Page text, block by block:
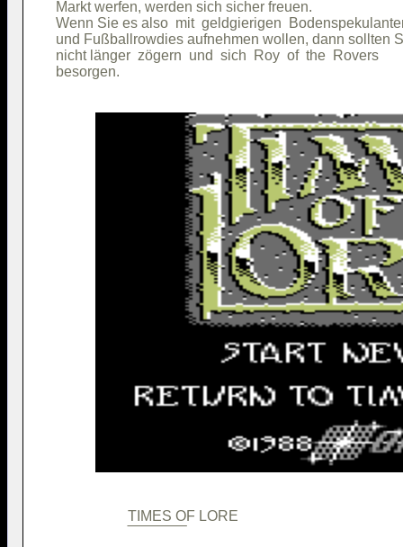
Markt werfen, werden sich sicher freuen.
Wenn Sie es also  mit  geldgierigen
und Fußballrowdies aufnehmen wollen, dann sollten
nicht länger  zögern  und  sich  Roy  of  the  Rovers
                    TIMES OF LORE